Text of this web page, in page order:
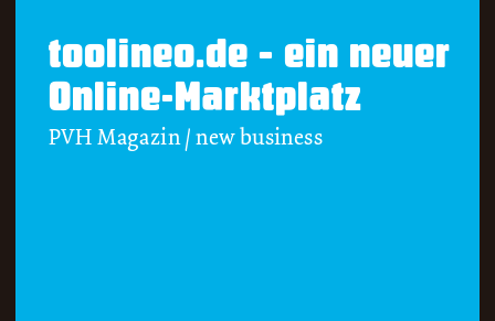
toolineo.de – ein neuer
Online-Marktplatz
PVH Magazin / new business